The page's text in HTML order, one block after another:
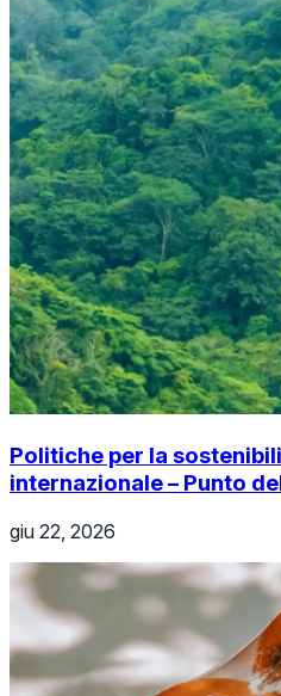
Politiche per la
internazionale – Punto
giu 22, 2026